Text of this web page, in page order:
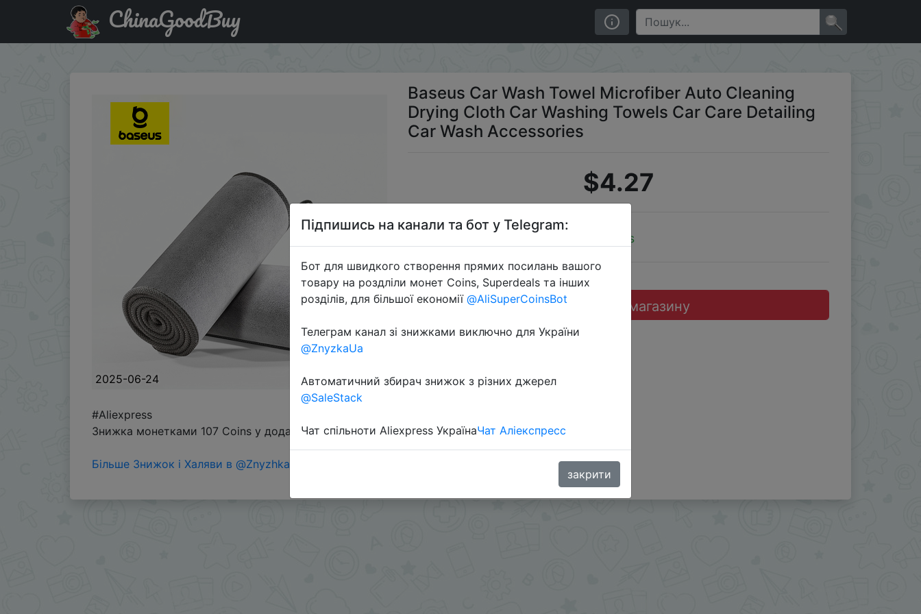
Акція на Baseus Car Wash Towel Microfiber Auto Cleaning Drying Cloth Car Washing Towels Car Care Detailing Car Wash Accessories
ChinaGoodBuy
2025-06-24
Baseus Car Wash Towel Microfiber Auto Cleaning
Drying Cloth Car Washing Towels Car Care Detailing
Car Wash Accessories
$4.27
Coins
Перейти до магазину
#Aliexpress
Знижка монетками 107 Coins у додатку.
Більше Знижок і Халяви в @ZnyzhkaUA
Підпишись на канали та бот у Telegram:
Бот для швидкого створення прямих посилань вашого
товару на роздліли монет Coins, Superdeals та інших
розділів, для більшої економії @AliSuperCoinsBot
Телеграм канал зі знижками виключно для України
@ZnyzkaUa
Автоматичний збирач знижок з різних джерел
@SaleStack
Чат спільноти Aliexpress УкраїнаЧат Аліекспресс
закрити